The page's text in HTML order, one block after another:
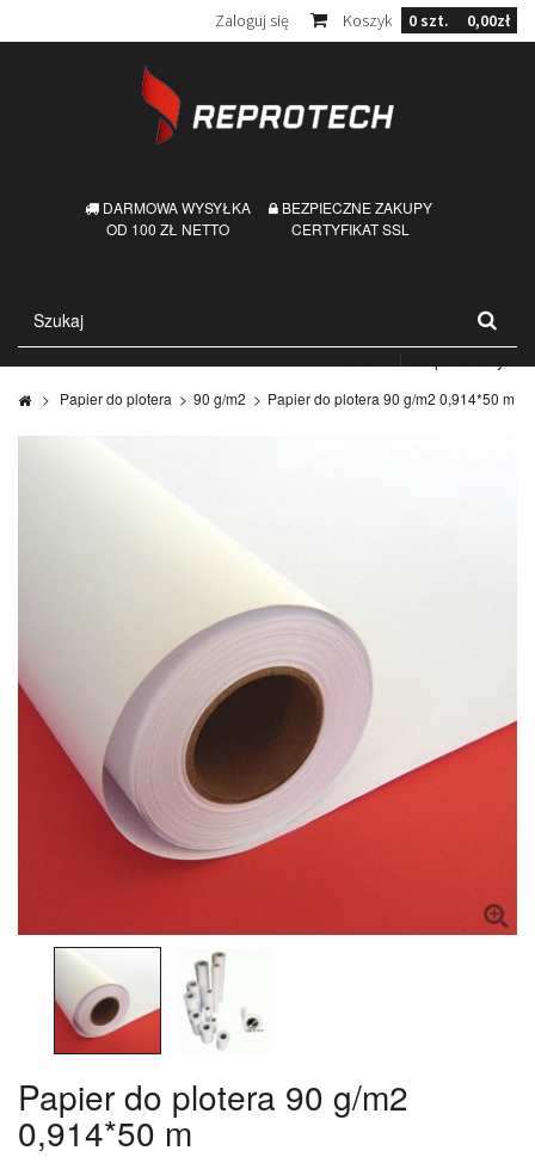
Koszyk 0 szt. 0,00zł
Zaloguj się
DARMOWA WYSYŁKA
OD 100 ZŁ NETTO
BEZPIECZNE ZAKUPY
CERTYFIKAT SSL
> Papier do plotera > 90 g/m2 > Papier do plotera 90 g/m2 0,914*50 m
Papier do plotera 90 g/m2
0,914*50 m